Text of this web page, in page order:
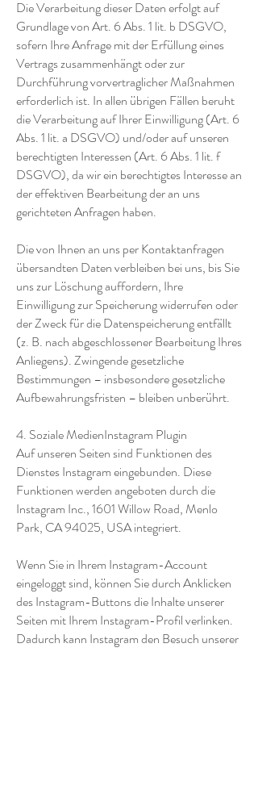
Die Verarbeitung dieser Daten erfolgt auf
Grundlage von Art. 6 Abs. 1 lit. b DSGVO,
sofern Ihre Anfrage mit der Erfüllung eines
Vertrags zusammenhängt oder zur
Durchführung vorvertraglicher Maßnahmen
erforderlich ist. In allen übrigen Fällen beruht
die Verarbeitung auf Ihrer Einwilligung (Art. 6
Abs. 1 lit. a DSGVO) und/oder auf unseren
berechtigten Interessen (Art. 6 Abs. 1 lit. f
DSGVO), da wir ein berechtigtes Interesse an
der effektiven Bearbeitung der an uns
gerichteten Anfragen haben.
Die von Ihnen an uns per Kontaktanfragen
übersandten Daten verbleiben bei uns, bis Sie
uns zur Löschung auffordern, Ihre
Einwilligung zur Speicherung widerrufen oder
der Zweck für die Datenspeicherung entfällt
(z. B. nach abgeschlossener Bearbeitung Ihres
Anliegens). Zwingende gesetzliche
Bestimmungen – insbesondere gesetzliche
Aufbewahrungsfristen – bleiben unberührt.
4. Soziale MedienInstagram Plugin
Auf unseren Seiten sind Funktionen des
Dienstes Instagram eingebunden. Diese
Funktionen werden angeboten durch die
Instagram Inc., 1601 Willow Road, Menlo
Park, CA 94025, USA integriert.
Wenn Sie in Ihrem Instagram-Account
eingeloggt sind, können Sie durch Anklicken
des Instagram-Buttons die Inhalte unserer
Seiten mit Ihrem Instagram-Profil verlinken.
Dadurch kann Instagram den Besuch unserer